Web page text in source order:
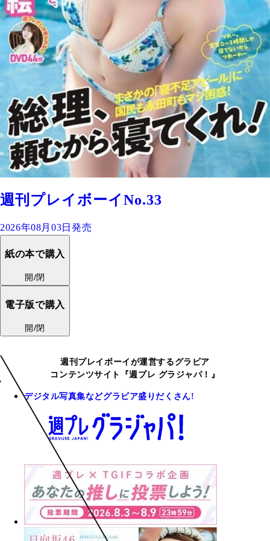
週刊プレイボーイNo.33
2026年08月03日発売
紙の本で購入
開/閉
電子版で購入
開/閉
週刊プレイボーイが運営するグラビア
コンテンツサイト『週プレ グラジャパ！』
デジタル写真集などグラビア盛りだくさん!